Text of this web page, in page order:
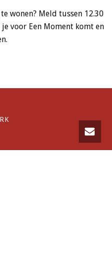
wonen? Meld tussen 12.30
voor Een Moment komt en